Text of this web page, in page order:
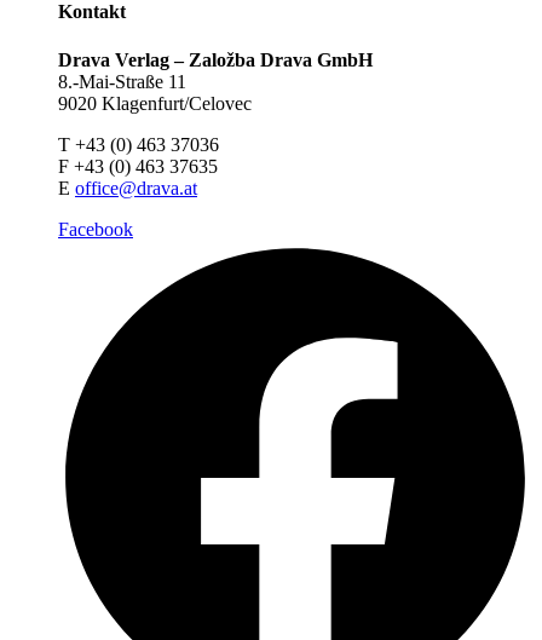
Kontakt
Drava Verlag – Založba Drava GmbH
8.-Mai-Straße 11
9020 Klagenfurt/Celovec
T +43 (0) 463 37036
F +43 (0) 463 37635
E office@drava.at
Facebook